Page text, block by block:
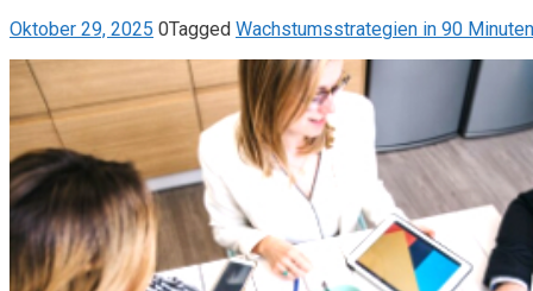
Oktober 29, 2025 0Tagged Wachstumsstrategien in 90